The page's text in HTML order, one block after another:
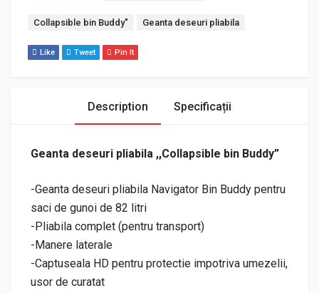
Etichete:
Collapsible bin Buddy" Geanta deseuri pliabila
Like Tweet Pin It
Description Specificații
Geanta deseuri pliabila ,,Collapsible bin Buddy”
-Geanta deseuri pliabila Navigator Bin Buddy pentru
saci de gunoi de 82 litri
-Pliabila complet (pentru transport)
-Manere laterale
-Captuseala HD pentru protectie impotriva umezelii,
usor de curatat